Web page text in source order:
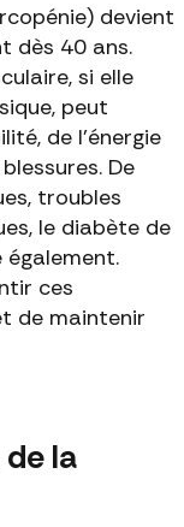
devient
dès 40 ans.
si elle
peut
de l'énergie
De
troubles
le diabète de
ces
de maintenir
la